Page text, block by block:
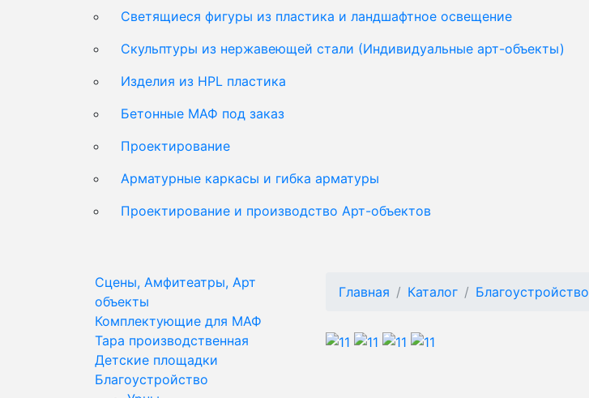
Светящиеся фигуры из пластика и ландшафтное освещение
Скульптуры из нержавеющей стали (Индивидуальные арт-объекты)
Изделия из HPL пластика
Бетонные МАФ под заказ
Проектирование
Арматурные каркасы и гибка арматуры
Проектирование и производство Арт-объектов
Сцены, Амфитеатры, Арт
объекты
Комплектующие для МАФ
Тара производственная
Детские площадки
Благоустройство
Главная Каталог Благоустройство